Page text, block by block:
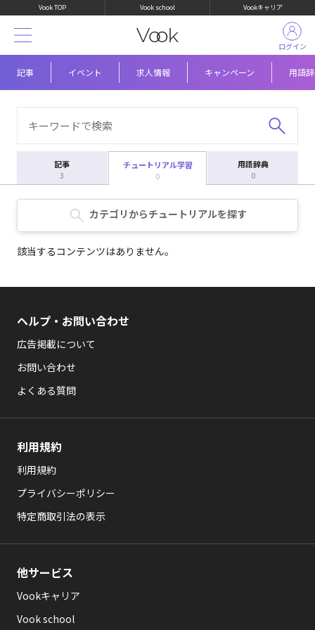
Vook TOP Vook school Vookキャリア
記事 イベント 求人情報 キャンペーン 用語
ログイン
記事
3
チュートリアル学習
0
用語辞典
0
カテゴリからチュートリアルを探す
該当するコンテンツはありません。
ヘルプ・お問い合わせ
広告掲載について
お問い合わせ
よくある質問
利用規約
利用規約
プライバシーポリシー
特定商取引法の表示
他サービス
Vookキャリア
Vook school